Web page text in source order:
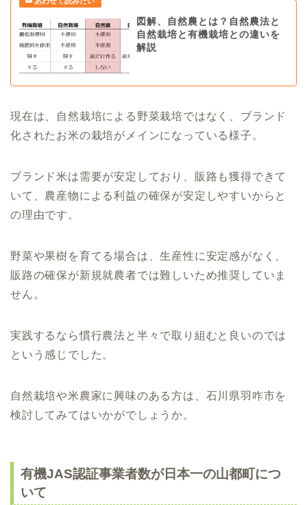
図解、自然農とは？自然農法と
自然栽培と有機栽培との違いを
解説
現在は、自然栽培による野菜栽培ではなく、ブランド
化されたお米の栽培がメインになっている様子。
ブランド米は需要が安定しており、販路も獲得できて
いて、農産物による利益の確保が安定しやすいからと
の理由です。
野菜や果樹を育てる場合は、生産性に安定感がなく、
販路の確保が新規就農者では難しいため推奨していま
せん。
実践するなら慣行農法と半々で取り組むと良いのでは
という感じでした。
自然栽培や米農家に興味のある方は、石川県羽咋市を
検討してみてはいかがでしょうか。
有機JAS認証事業者数が日本一の山都町につ
いて